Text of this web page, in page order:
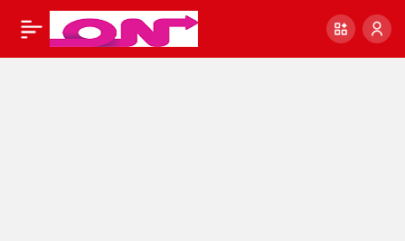
Gündeme bomba gibi Paylaş